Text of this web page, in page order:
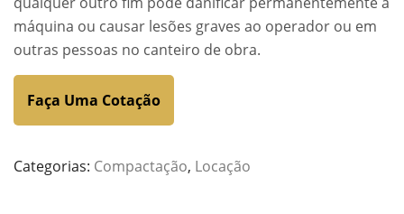
máquina ou causar lesões graves ao operador ou em
outras pessoas no canteiro de obra.
Faça Uma Cotação
Categorias: Compactação, Locação